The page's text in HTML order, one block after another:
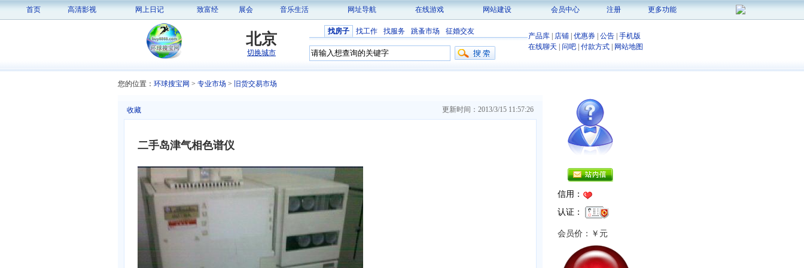
首页 高清影视 网上日记 致富经 展会 音乐生活 网址导航 在线游戏 网站建设 会员中心 注册 更多功能
北京
切换城市
找房子 找工作 找服务 跳蚤市场 征婚交友
产品库 店铺 优惠券 公告 手机版
在线聊天
问吧 付款方式 网站地图
您的位置： 环球搜宝网 > 专业市场 > 旧货交易市场
更新时间：2013/3/15 11:57:26
收藏
二手岛津气相色谱仪
信用：
认证：
会员价：￥元